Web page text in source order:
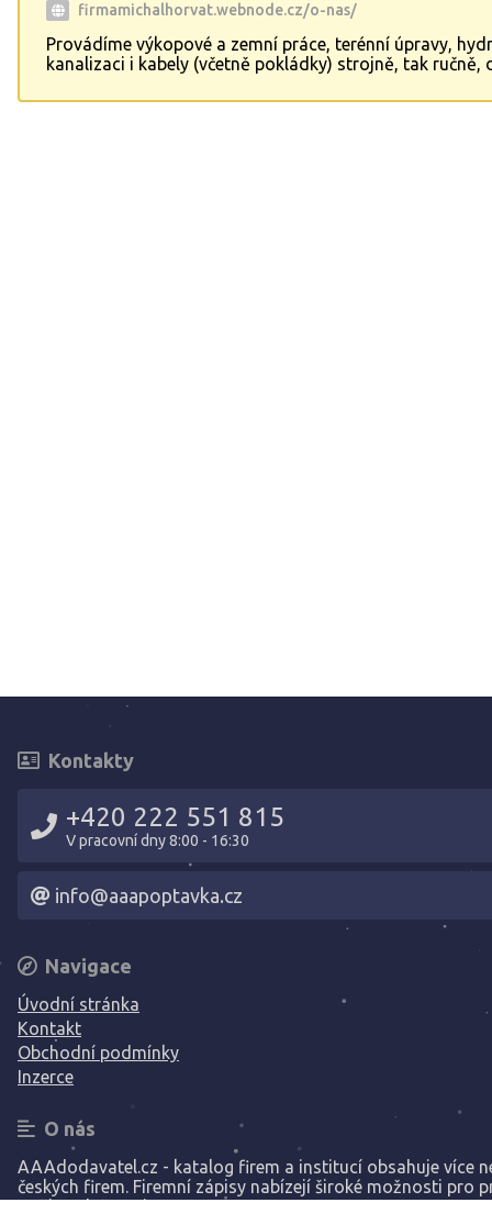
firmamichalhorvat.webnode.cz/o-nas/
Provádíme výkopové a zemní práce, terénní úpravy,
kanalizaci i kabely (včetně pokládky) strojně, tak ručně,
betonu... Stavíme oplocení, ploty, opěrné zdi, základové
Kontakty
+420 222 551 815
V pracovní dny 8:00 - 16:30
info@aaapoptavka.cz
Navigace
Úvodní stránka
Kontakt
Obchodní podmínky
Inzerce
O nás
AAAdodavatel.cz - katalog firem a institucí obsahuje více
českých firem. Firemní zápisy nabízejí široké možnosti pro
Vaší společnosti.